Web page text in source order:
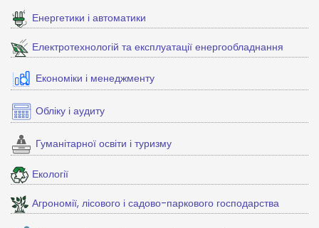
Енергетики і автоматики
Електротехнологій та експлуатації енергообладнання
Економіки і менеджменту
Обліку і аудиту
Гуманітарної освіти і туризму
Екології
Агрономії, лісового і садово-паркового господарства